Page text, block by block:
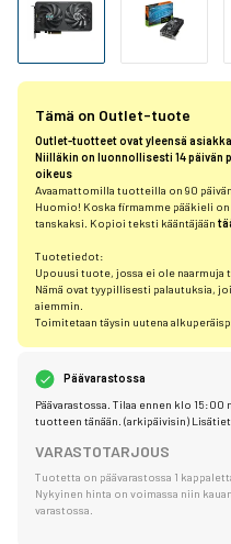
Tämä on Outlet-tuote
Outlet-tuotteet ovat yleensä
Niilläkin on luonnollisesti 14 päivän
oikeus
Avaamattomilla tuotteilla on 90
Huomio! Koska firmamme pääkieli
tanskaksi. Kopioi teksti kääntäjään
Tuotetiedot:
Upouusi tuote, jossa ei ole naarmuja
Nämä ovat tyypillisesti palautuksia,
aiemmin.
Toimitetaan täysin uutena
Päävarastossa
Päävarastossa. Tilaa ennen klo
tuotteen tänään. (arkipäivisin)
VARASTOTARJOUS
Tuotetta on päävarastossa 1
Nykyinen hinta on voimassa niin
varastossa.